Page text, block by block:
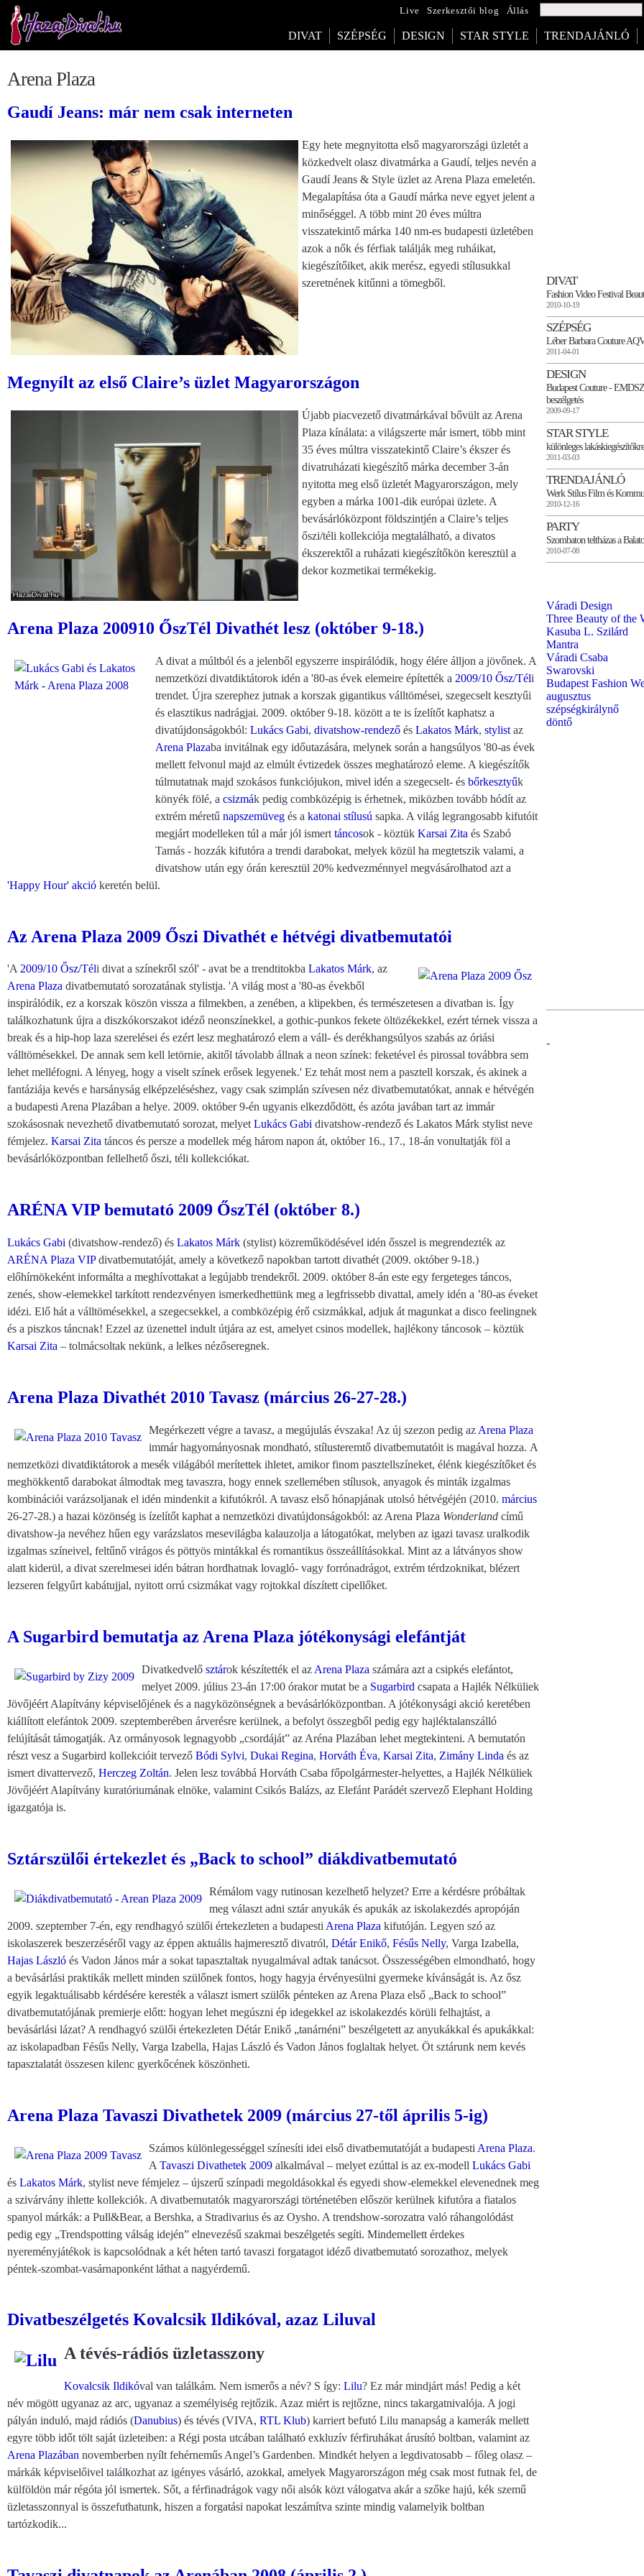
Live Szerkesztői blog Állás
DIVAT SZÉPSÉG DESIGN STAR STYLE TRENDAJÁNLÓ
Arena Plaza
Gaudí Jeans: már nem csak interneten
Egy hete megnyitotta első magyarországi üzletét a
közkedvelt olasz divatmárka a Gaudí, teljes nevén a
Gaudí Jeans & Style üzlet az Arena Plaza emeletén.
Megalapítása óta a Gaudí márka neve egyet jelent a
minőséggel. A több mint 20 éves múltra
visszatekintő márka 140 nm-es budapesti üzletében
azok a nők és férfiak találják meg ruháikat,
kiegészítőiket, akik merész, egyedi stílusukkal
szeretnének kitűnni a tömegből.
Megnyílt az első Claire’s üzlet Magyarországon
Újabb piacvezető divatmárkával bővült az Arena
Plaza kínálata: a világszerte már ismert, több mint
35 éves múltra visszatekintő Claire’s ékszer és
divatruházati kiegészítő márka december 3-án
nyitotta meg első üzletét Magyarországon, mely
egyben a márka 1001-dik európai üzlete. A
bevásárlóközpont földszintjén a Claire’s teljes
őszi/téli kollekciója megtalálható, a divatos
ékszerektől a ruházati kiegészítőkön keresztül a
dekor kozmetikai termékekig.
Arena Plaza 200910 ŐszTél Divathét lesz (október 9-18.)
A divat a múltból és a jelenből egyszerre inspirálódik, hogy élére álljon a jövőnek. A
nemzetközi divatdiktátorok idén a '80-as évek elemeire építették a 2009/10 Ősz/Téli
trendet. Újra szerephez jutnak a korszak gigantikus válltömései, szegecselt kesztyűi
és elasztikus nadrágjai. 2009. október 9-18. között a te is ízelítőt kaphatsz a
divatújdonságokból: Lukács Gabi, divatshow-rendező és Lakatos Márk, stylist az
Arena Plazaba invitálnak egy időutazására, melynek során a hangsúlyos '80-as évek
mellett felvonul majd az elmúlt évtizedek összes meghatározó eleme. A kiegészítők
túlmutatnak majd szokásos funkciójukon, mivel idén a szegecselt- és bőrkesztyűk
könyék fölé, a csizmák pedig combközépig is érhetnek, miközben tovább hódít az
extrém méretű napszemüveg és a katonai stílusú sapka. A világ legrangosabb kifutóit
megjárt modelleken túl a már jól ismert táncosok - köztük Karsai Zita és Szabó
Tamás - hozzák kifutóra a trendi darabokat, melyek közül ha megtetszik valami, a
divatshow után egy órán keresztül 20% kedvezménnyel megvásárolhatod azt a
'Happy Hour' akció keretén belül.
Az Arena Plaza 2009 Őszi Divathét e hétvégi divatbemutatói
'A2009/10 Ősz/Téli divat a színekről szól' - avat be a trendtitokba Lakatos Márk, az
Arena Plaza divatbemutató sorozatának stylistja. 'A világ most a '80-as évekből
inspirálódik, ez a korszak köszön vissza a filmekben, a zenében, a klipekben, és természetesen a divatban is. Így
találkozhatunk újra a diszkókorszakot idéző neonszínekkel, a gothic-punkos fekete öltözékekkel, ezért térnek vissza a
break és a hip-hop laza szerelései és ezért lesz meghatározó elem a váll- és derékhangsúlyos szabás az óriási
válltömésekkel. De annak sem kell letörnie, akitől távolabb állnak a neon színek: feketével és pirossal továbbra sem
lehet melléfogni. A lényeg, hogy a viselt színek erősek legyenek.' Ez tehát most nem a pasztell korszak, és akinek a
fantáziája kevés e harsányság elképzeléséshez, vagy csak szimplán szívesen néz divatbemutatókat, annak e hétvégén
a budapesti Arena Plazában a helye. 2009. október 9-én ugyanis elkezdődött, és azóta javában tart az immár
szokásosnak nevezhető divatbemutató sorozat, melyetLukács Gabi divatshow-rendező és Lakatos Márk stylist neve
fémjelez. Karsai Zita táncos és persze a modellek még három napon át, október 16., 17., 18-án vonultatják föl a
bevásárlóközpontban fellelhető őszi, téli kollekciókat.
ARÉNA VIP bemutató 2009 ŐszTél (október 8.)
Lukács Gabi (divatshow-rendező) és Lakatos Márk (stylist) közreműködésével idén ősszel is megrendezték az
ARÉNA Plaza VIPdivatbemutatóját, amely a következő napokban tartott divathét (2009. október 9-18.)
előhírnökeként informálta a meghívottakat a legújabb trendekről. 2009. október 8-án este egy fergeteges táncos,
zenés, show-elemekkel tarkított rendezvényen ismerkedhettünk meg a legfrissebb divattal, amely idén a ’80-as éveket
idézi. Elő hát a válltömésekkel, a szegecsekkel, a combközépig érő csizmákkal, adjuk át magunkat a disco feelingnek
és a piszkos táncnak! Ezzel az üzenettel indult útjára az est, amelyet csinos modellek, hajlékony táncosok – köztük
Karsai Zita – tolmácsoltak nekünk, a lelkes nézőseregnek.
Arena Plaza Divathét 2010 Tavasz (március 26-27-28.)
Megérkezett végre a tavasz, a megújulás évszaka! Az új szezon pedig az Arena Plaza
immár hagyományosnak mondható, stílusteremtő divatbemutatóit is magával hozza. A
nemzetközi divatdiktátorok a mesék világából merítettek ihletet, amikor finom pasztellszíneket, élénk kiegészítőket és
meghökkentő darabokat álmodtak meg tavaszra, hogy ennek szellemében stílusok, anyagok és minták izgalmas
kombinációi varázsoljanak el idén mindenkit a kifutókról. A tavasz első hónapjának utolsó hétvégéjén (2010. március
26-27-28.) a hazai közönség is ízelítőt kaphat a nemzetközi divatújdonságokból: az Arena Plaza Wonderland című
divatshow-ja nevéhez hűen egy varázslatos mesevilágba kalauzolja a látogatókat, melyben az igazi tavasz uralkodik
izgalmas színeivel, feltűnő virágos és pöttyös mintákkal és romantikus összeállításokkal. Mint az a látványos show
alatt kiderül, a divat szerelmesei idén bátran hordhatnak lovagló- vagy forrónadrágot, extrém térdzoknikat, blézert
lezseren felgyűrt kabátujjal, nyitott orrú csizmákat vagy rojtokkal díszített cipellőket.
A Sugarbird bemutatja az Arena Plaza jótékonysági elefántját
Divatkedvelő sztárok készítették el az Arena Plaza számára azt a csipkés elefántot,
melyet 2009. július 23-án 17:00 órakor mutat be a Sugarbird csapata a Hajlék Nélküliek
Jövőjéért Alapítvány képviselőjének és a nagyközönségnek a bevásárlóközpontban. A jótékonysági akció keretében
kiállított elefántok 2009. szeptemberében árverésre kerülnek, a befolyt összegből pedig egy hajléktalanszálló
felújítását támogatják. Az ormányosok legnagyobb „csordáját” az Aréna Plazában lehet megtekinteni. A bemutatón
részt vesz a Sugarbird kollekcióit tervező Bódi Sylvi, Dukai Regina, Horváth Éva, Karsai Zita, Zimány Linda és az
ismert divattervező, Herczeg Zoltán. Jelen lesz továbbá Horváth Csaba főpolgármester-helyettes, a Hajlék Nélküliek
Jövőjéért Alapítvány kuratóriumának elnöke, valamint Csikós Balázs, az Elefánt Parádét szervező Elephant Holding
igazgatója is.
Sztárszülői értekezlet és „Back to school” diákdivatbemutató
Rémálom vagy rutinosan kezelhető helyzet? Erre a kérdésre próbáltak
meg választ adni sztár anyukák és apukák az iskolakezdés apropóján
2009. szeptember 7-én, egy rendhagyó szülői értekezleten a budapesti Arena Plaza kifutóján. Legyen szó az
iskolaszerek beszerzéséről vagy az éppen aktuális hajmeresztő divatról, Détár Enikő, Fésűs Nelly, Varga Izabella,
Hajas László és Vadon János már a sokat tapasztaltak nyugalmával adtak tanácsot. Összességében elmondható, hogy
a bevásárlási praktikák mellett minden szülőnek fontos, hogy hagyja érvényesülni gyermeke kívánságát is. Az ősz
egyik legaktuálisabb kérdésére keresték a választ ismert szülők pénteken az Arena Plaza első „Back to school”
divatbemutatójának premierje előtt: hogyan lehet megúszni ép idegekkel az iskolakezdés körüli felhajtást, a
bevásárlási lázat? A rendhagyó szülői értekezleten Détár Enikő „tanárnéni” beszélgetett az anyukákkal és apukákkal:
az iskolapadban Fésűs Nelly, Varga Izabella, Hajas László és Vadon János foglaltak helyet. Öt sztárunk nem kevés
tapasztalatát összesen kilenc gyerkőcének köszönheti.
Arena Plaza Tavaszi Divathetek 2009 (március 27-től április 5-ig)
Számos különlegességgel színesíti idei első divatbemutatóját a budapesti Arena Plaza.
A Tavaszi Divathetek 2009 alkalmával – melyet ezúttal is az ex-modell Lukács Gabi
és Lakatos Márk, stylist neve fémjelez – újszerű színpadi megoldásokkal és egyedi show-elemekkel elevenednek meg
a szivárvány ihlette kollekciók. A divatbemutatók magyarországi történetében először kerülnek kifutóra a fiatalos
spanyol márkák: a Pull&Bear, a Bershka, a Stradivarius és az Oysho. A trendshow-sorozatra való ráhangolódást
pedig egy „Trendspotting válság idején” elnevezésű szakmai beszélgetés segíti. Mindemellett érdekes
nyereményjátékok is kapcsolódnak a két héten tartó tavaszi forgatagot idéző divatbemutató sorozathoz, melyek
péntek-szombat-vasárnaponként láthat a nagyérdemű.
Divatbeszélgetés Kovalcsik Ildikóval, azaz Liluval
A tévés-rádiós üzletasszony
Kovalcsik Ildikóval van találkám. Nem ismerős a név? S így: Lilu? Ez már mindjárt más! Pedig a két
név mögött ugyanaz az arc, ugyanaz a személyiség rejtőzik. Azaz miért is rejtőzne, nincs takargatnivalója. A jogi
pályán induló, majd rádiós (Danubius) és tévés (VIVA, RTL Klub) karriert befutó Lilu manapság a kamerák mellett
egyre több időt tölt saját üzleteiben: a Régi posta utcában található exkluzív férfiruhákat árusító boltban, valamint az
Arena Plazában novemberben nyílt fehérneműs Angel’s Gardenben. Mindkét helyen a legdivatosabb – főleg olasz –
márkák képviselőivel találkozhat az igényes vásárló, azokkal, amelyek Magyarországon még csak most futnak fel, de
külföldön már régóta jól ismertek. Sőt, a férfinadrágok vagy női alsók közt válogatva akár a szőke hajú, kék szemű
üzletasszonnyal is összefuthatunk, hiszen a forgatási napokat leszámítva szinte mindig valamelyik boltban
tartózkodik...
DIVAT
Fashion Video Festival
2010-10-19
SZÉPSÉG
Léber Barbara Couture
2011-04-01
DESIGN
Budapest Couture -
beszélgetés
2009-09-17
STAR STYLE
különleges
2011-03-03
TRENDAJÁNLÓ
Werk Stílus Film és
2010-12-16
PARTY
Szombaton teltházas a
2010-07-08
Váradi Design
Three Beauty of the
Kasuba L. Szilárd
Mantra
Váradi Csaba
Swarovski
Budapest Fashion
augusztus
szépségkirálynő
döntő
-